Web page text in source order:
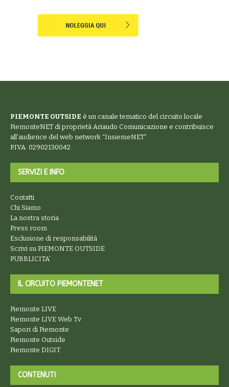
PIEMONTE OUTSIDE è un canale tematico del circuito locale
PiemonteNET di proprietà Ariaudo Comunicazione e contribuisce
all’audience del web network “InsiemeNET”
P.IVA. 02902130042
SERVIZI E INFO
Contatti
Chi Siamo
La nostra storia
Press room
Esclusione di responsabilità
Scrivi su PIEMONTE OUTSIDE
PUBBLICITA’
IL CIRCUITO PIEMONTENET
Piemonte LIVE
Piemonte LIVE Web Tv
Sapori di Piemonte
Piemonte Outside
Piemonte DIGIT
CONTENUTI